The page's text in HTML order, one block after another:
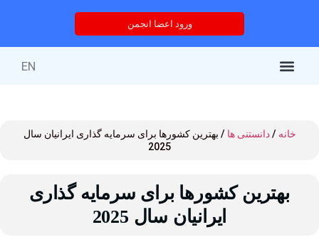
ورود اعضا انجمن
EN
خانه /دانستنی ها / بهترین کشورها برای سرمایه گذاری ایرانیان سال
2025
بهترین کشورها برای سرمایه گذاری
ایرانیان سال 2025